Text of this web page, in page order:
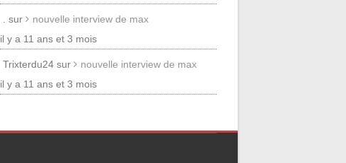
. sur
nouvelle interview de max
il y a 11 ans et 3 mois
Trixterdu24 sur
nouvelle interview de max
il y a 11 ans et 3 mois